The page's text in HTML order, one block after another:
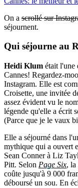
On a scrollé sur
séjournent.
Qui séjourne au
Heidi Klum était l'une
Cannes! Regardez-
Instagram. Elle est
Croisette, une invitée
assez évident vu le
légende qu'elle a écrit
(Parce que je le vaux
Elle a séjourné dans
mythique qui a ouvert
Sean Conner à Liz
Pitt. Selon Page Six, la
coûte jusqu'à 9 000
déboursé un sou. En